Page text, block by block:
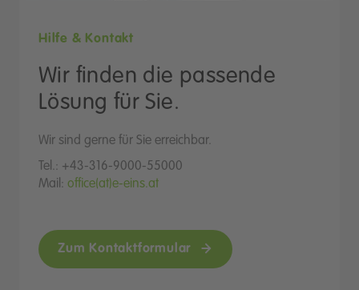
Hilfe & Kontakt
Wir finden die passende
Lösung für Sie.
Wir sind gerne für Sie erreichbar.
Tel.: +43-316-9000-55000
Mail: office(at)e-eins.at
Zum Kontaktformular